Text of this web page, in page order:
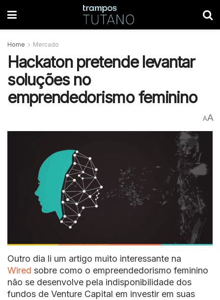
Home Mercado
Hackaton pretende levantar
soluções no
emprendedorismo feminino
AA
Outro dia li um artigo muito interessante na
Wired sobre como o empreendedorismo feminino
não se desenvolve pela indisponibilidade dos
fundos de Venture Capital em investir em suas